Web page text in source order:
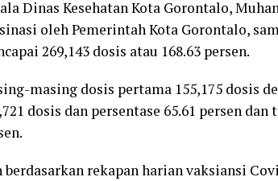
Dinas Kesehatan Kota Gorontalo,
oleh Pemerintah Kota Gorontalo,
269,143 dosis atau 168.63 persen.
masing dosis pertama 155,175 dosis
dosis dan persentase 65.61 persen
berdasarkan rekapan harian vaksiansi